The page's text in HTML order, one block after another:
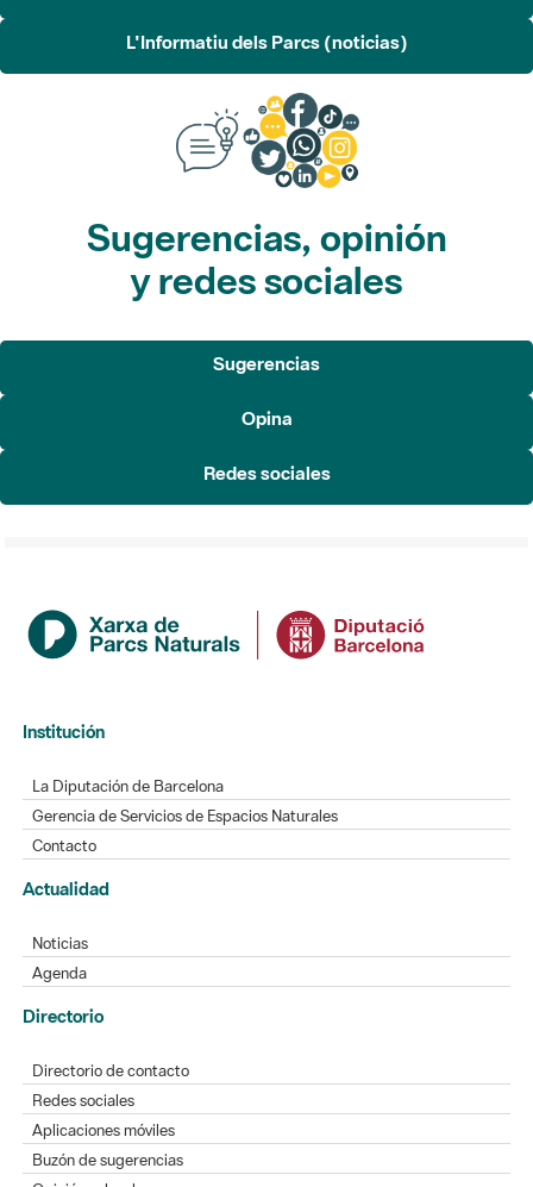
L'Informatiu dels Parcs (noticias)
Sugerencias, opinión
y redes sociales
Sugerencias
Opina
Redes sociales
Institución
La Diputación de Barcelona
Gerencia de Servicios de Espacios Naturales
Contacto
Actualidad
Noticias
Agenda
Directorio
Directorio de contacto
Redes sociales
Aplicaciones móviles
Buzón de sugerencias